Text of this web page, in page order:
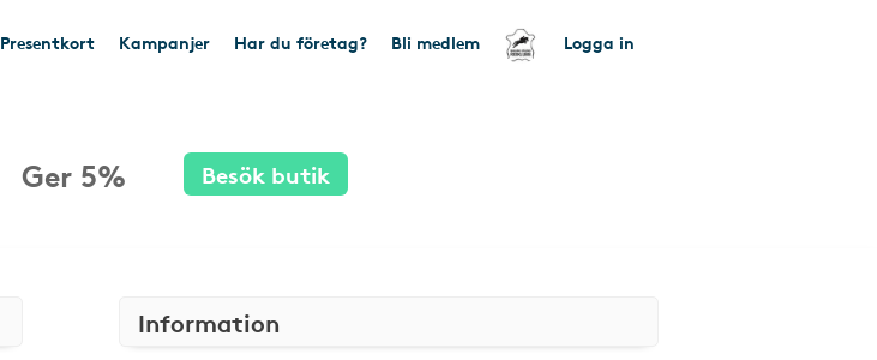
Presentkort Kampanjer Har du företag? Bli medlem Logga in
Ger 5% Besök butik
Information